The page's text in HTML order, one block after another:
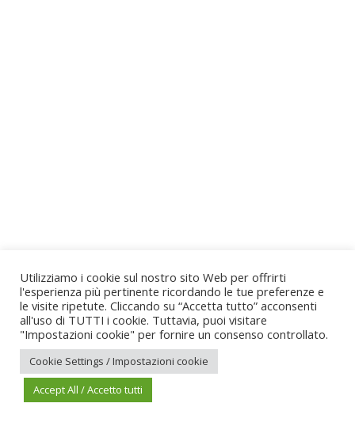
Utilizziamo i cookie sul nostro sito Web per offrirti
l'esperienza più pertinente ricordando le tue preferenze e
le visite ripetute. Cliccando su “Accetta tutto” acconsenti
all'uso di TUTTI i cookie. Tuttavia, puoi visitare
"Impostazioni cookie" per fornire un consenso controllato.
Cookie Settings / Impostazioni cookie
Accept All / Accetto tutti